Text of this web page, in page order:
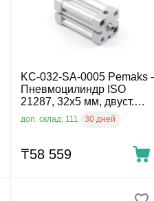
KC-032-SA-0005 Pemaks -
Пневмоцилиндр ISO
21287, 32x5 мм, двуст.
действ., внутр. резьба
доп. склад: 111 30 дней
₸58 559